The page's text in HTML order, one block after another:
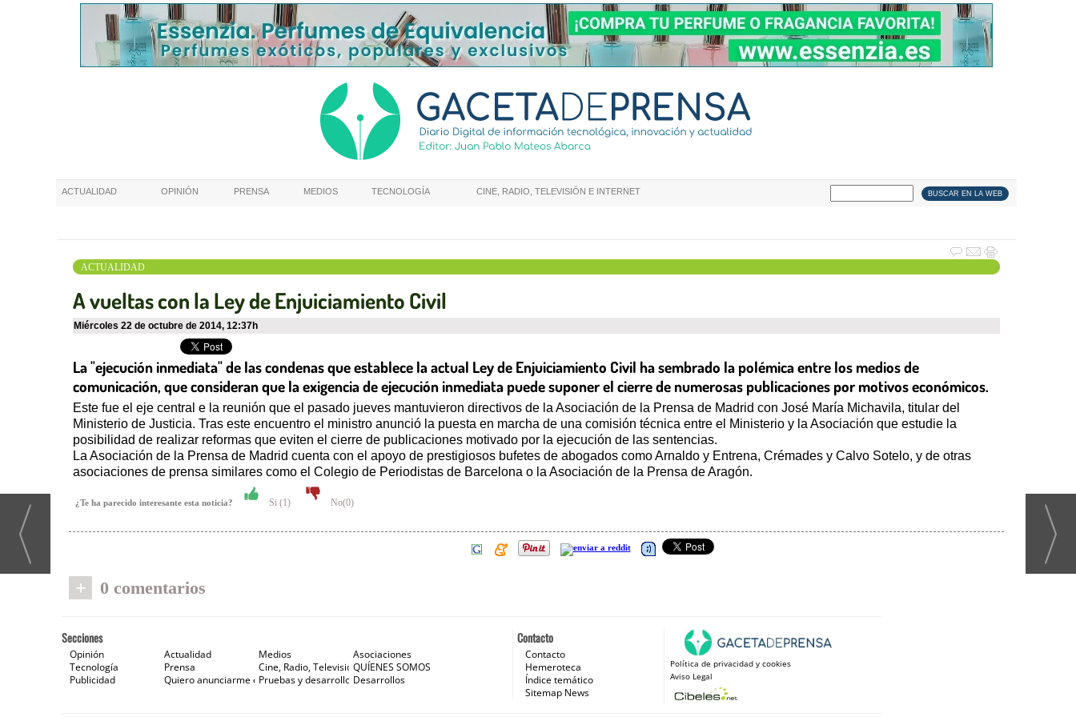
ACTUALIDAD OPINIÓN PRENSA MEDIOS TECNOLOGÍA CINE, RADIO, TELEVISIÓN E INTERNET
ACTUALIDAD
A vueltas con la Ley de Enjuiciamiento Civil
miércoles 22 de octubre de 2014, 12:37h
La "ejecución inmediata" de las condenas que establece la actual Ley de Enjuiciamiento Civil ha sembrado la polémica entre los medios de
comunicación, que consideran que la exigencia de ejecución inmediata puede suponer el cierre de numerosas publicaciones por motivos económicos.
Este fue el eje central e la reunión que el pasado jueves mantuvieron directivos de la Asociación de la Prensa de Madrid con José María Michavila, titular del
Ministerio de Justicia. Tras este encuentro el ministro anunció la puesta en marcha de una comisión técnica entre el Ministerio y la Asociación que estudie la
posibilidad de realizar reformas que eviten el cierre de publicaciones motivado por la ejecución de las sentencias.
La Asociación de la Prensa de Madrid cuenta con el apoyo de prestigiosos bufetes de abogados como Arnaldo y Entrena, Crémades y Calvo Sotelo, y de otras
asociaciones de prensa similares como el Colegio de Periodistas de Barcelona o la Asociación de la Prensa de Aragón.
¿Te ha parecido interesante esta noticia? Si (1) No(0)
+ 0 comentarios
Contacto
Contacto
Hemeroteca
Índice temático
Sitemap News
Política de privacidad y cookies
Aviso Legal
Secciones
Opinión Actualidad Medios
Asociaciones
Tecnología
Prensa Cine, Radio, Televisión e Internet
QUÍENES SOMOS
Publicidad
Quiero anunciarme en Gaceta de Prensa
Pruebas y desarrollosDesarrollos